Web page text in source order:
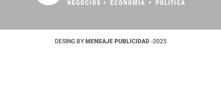
DESING BY MENSAJE PUBLICIDAD -2025